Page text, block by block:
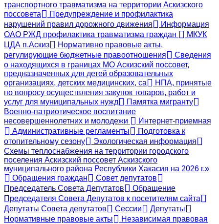
транспортного травматизма на территории Аскизского
поссовета
Предупреждение и профилактика
нарушений правил дорожного движения
Информация
ОАО РЖД профилактика травматизма граждан
МКУК
ЦДА п.Аскиз
Нормативно правовые акты,
регулирующие бюджетные правоотношения
Сведения
о находящихся в границах МО Аскизский поссовет,
предназначенных для детей образовательных
организациях, детских медицинских, са
НПА, принятые
по вопросу осуществления закупок товаров, работ и
услуг для муниципальных нужд
Памятка мигранту
Военно-патриотическое воспитание
несовершеннолетних и молодежи
Интернет-приемная
Административные регламенты
Подготовка к
отопительному сезону
Экологическая информация
Схемы теплоснабжения на территории городского
поселения Аскизский поссовет Аскизского
муниципального района Республики Хакасия на 2026 г.»
Обращения граждан
Совет депутатов
Председатель Совета Депутатов
Обращение
Председателя Совета Депутатов к посетителям сайта
Депутаты Совета депутатов
Сессии
Депутаты
Нормативные правовые акты
Независимая правовая